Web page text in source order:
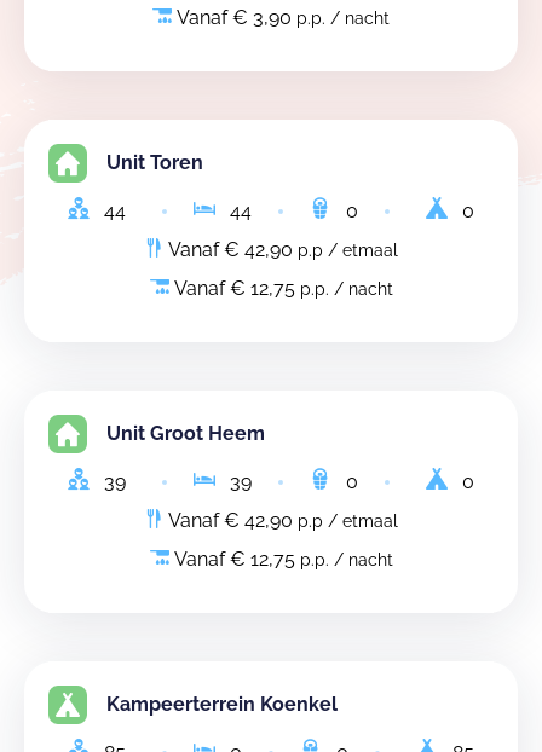
Vanaf € 3,90 p.p. / nacht
Unit Toren
44 44 0
0
Vanaf € 42,90 p.p / etmaal
Vanaf € 12,75 p.p. / nacht
Unit Groot Heem
39 39 0
0
Vanaf € 42,90 p.p / etmaal
Vanaf € 12,75 p.p. / nacht
Kampeerterrein Koenkel